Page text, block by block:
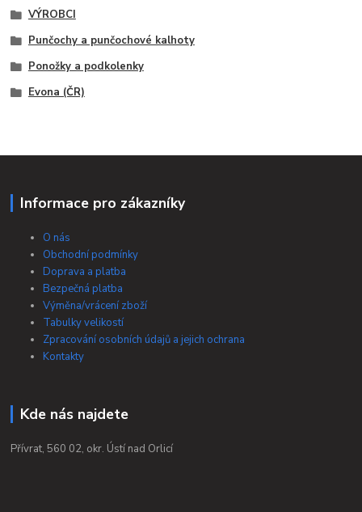
VÝROBCI
Punčochy a punčochové kalhoty
Ponožky a podkolenky
Evona (ČR)
Informace pro zákazníky
O nás
Obchodní podmínky
Doprava a platba
Bezpečná platba
Výměna/vrácení zboží
Tabulky velikostí
Zpracování osobních údajů a jejich ochrana
Kontakty
Kde nás najdete
Přívrat, 560 02, okr. Ústí nad Orlicí